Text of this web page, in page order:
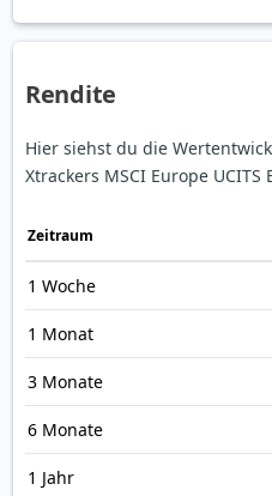
Rendite
Hier siehst du die
Xtrackers MSCI Europe UCITS
Zeit­raum
1 Woche
1 Monat
3 Monate
6 Monate
1 Jahr